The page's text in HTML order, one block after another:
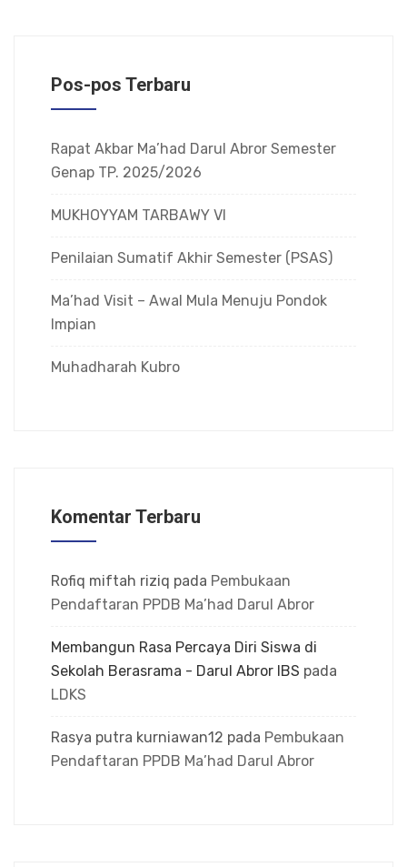
Pos-pos Terbaru
Rapat Akbar Ma’had Darul Abror Semester
Genap TP. 2025/2026
MUKHOYYAM TARBAWY VI
Penilaian Sumatif Akhir Semester (PSAS)
Ma’had Visit – Awal Mula Menuju Pondok
Impian
Muhadharah Kubro
Komentar Terbaru
Rofiq miftah riziq pada Pembukaan
Pendaftaran PPDB Ma’had Darul Abror
Membangun Rasa Percaya Diri Siswa di
Sekolah Berasrama - Darul Abror IBS pada
LDKS
Rasya putra kurniawan12 pada Pembukaan
Pendaftaran PPDB Ma’had Darul Abror